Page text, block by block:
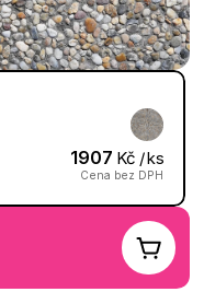
1907 Kč / ks
Cena bez DPH